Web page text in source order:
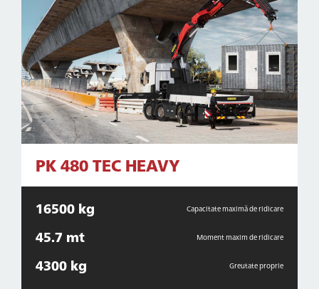
PK 480 TEC HEAVY
16500 kg Capacitate maximă de ridicare
45.7 mt Moment maxim de ridicare
4300 kg Greutate proprie